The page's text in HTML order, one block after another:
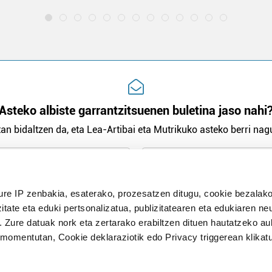
IP zenbakia, esaterako, prozesatzen ditugu, cookie
eta eduki pertsonalizatua, publizitatearen eta edukiaren
datuak nork eta zertarako erabiltzen dituen hautatzeko
Cookie deklaraziotik edo Privacy triggerean
albiste garrantzitsuenen buletina jaso
bidaltzen da, eta Lea-Artibai eta Mutrikuko asteko berri